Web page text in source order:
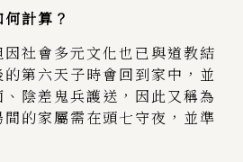
計算？
社會多元文化也已與道教結
第六天子時會回到家中，並
陰差鬼兵護送，因此又稱為
間的家屬需在頭七守夜，並準